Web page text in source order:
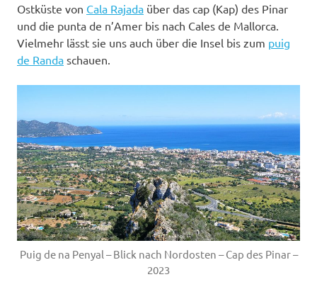
Ostküste von Cala Rajada über das cap (Kap) des Pinar
und die punta de n’Amer bis nach Cales de Mallorca.
Vielmehr lässt sie uns auch über die Insel bis zum puig
de Randa schauen.
Puig de na Penyal – Blick nach Nordosten – Cap des Pinar –
2023